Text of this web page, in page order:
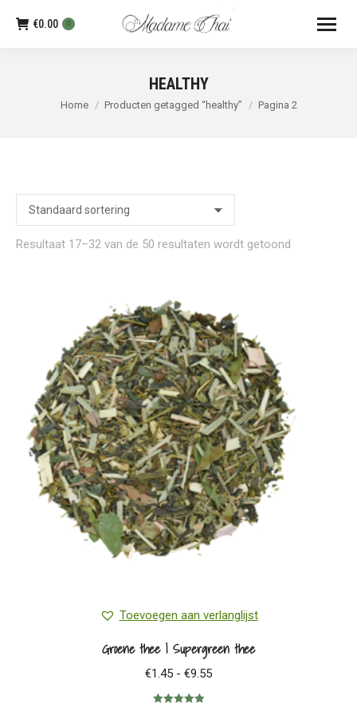
€0.00 0
HEALTHY
Je bent hier:
Home Producten getagged “healthy” Pagina 2
Resultaat 17–32 van de 50 resultaten wordt getoond
Toevoegen aan verlanglijst
Groene thee | Supergreen thee
€1.45 - €9.55Prijsklasse: